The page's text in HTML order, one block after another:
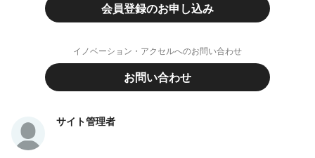
会員登録のお申し込み
イノベーション・アクセルへのお問い合わせ
お問い合わせ
サイト管理者